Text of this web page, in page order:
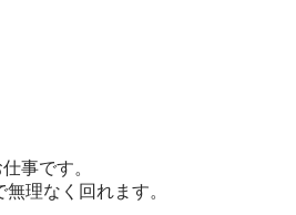
事です。
理なく回れます。